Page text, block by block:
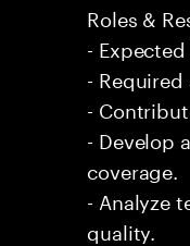
Roles &
-
-
-
- Develop
coverage.
- Analyze
quality.